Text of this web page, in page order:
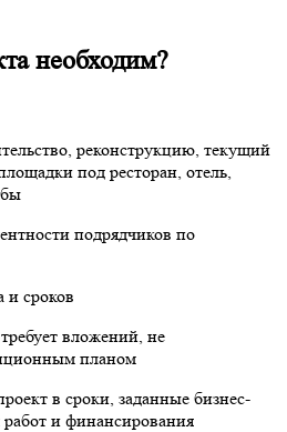
необходим?
реконструкцию, текущий
под ресторан, отель,
подрядчиков по
сроков
вложений, не
планом
в сроки, заданные бизнес-
и финансирования